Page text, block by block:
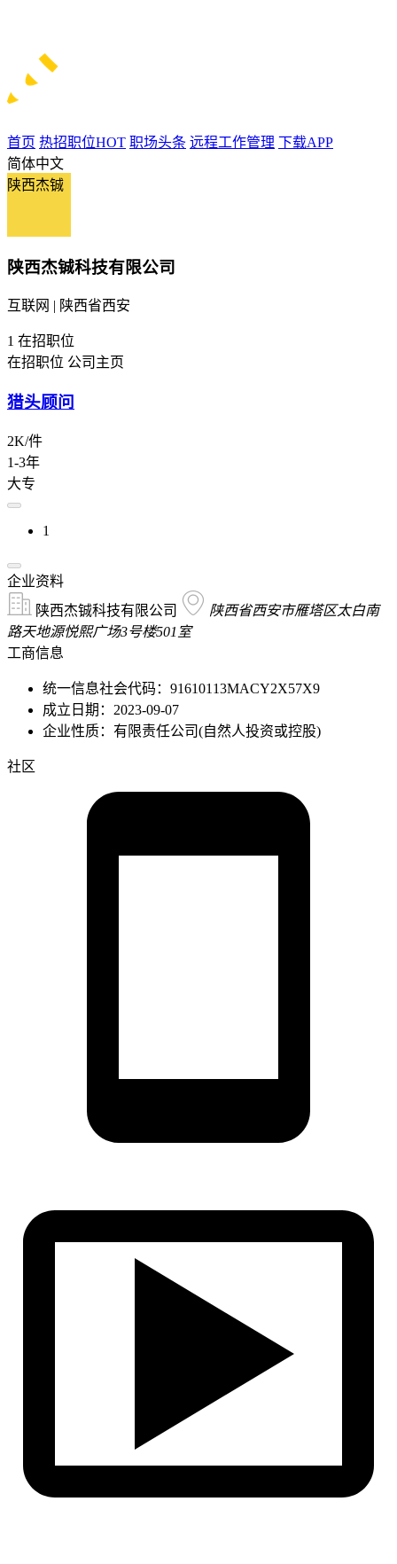
首页 热招职位HOT 职场头条 远程工作管理 下载APP
简体中文
陕西杰铖
陕西杰铖科技有限公司
互联网 | 陕西省西安
1 在招职位
在招职位 公司主页
猎头顾问
2K/件
1-3年
大专
1
企业资料
陕西杰铖科技有限公司
陕西省西安市雁塔区太白南
路天地源悦熙广场3号楼501室
工商信息
统一信息社会代码：91610113MACY2X57X9
成立日期：2023-09-07
企业性质：有限责任公司(自然人投资或控股)
社区